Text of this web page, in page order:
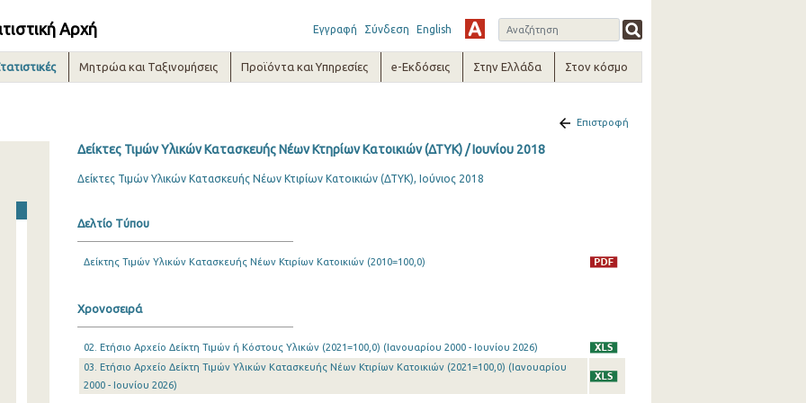
Αρχή Εγγραφή Σύνδεση English
Μητρώα και Ταξινομήσεις Προϊόντα και Υπηρεσίες e-Εκδόσεις Στην Ελλάδα Στον κόσμο
Επιστροφή
Δείκτες Τιμών Υλικών Κατασκευής Νέων Κτηρίων Κατοικιών (ΔΤΥΚ) / Ιουνίου 2018
Δείκτες Τιμών Υλικών Κατασκευής Νέων Κτιρίων Κατοικιών (ΔΤΥΚ), Ιούνιος 2018
Δελτίο Τύπου
Δείκτης Τιμών Υλικών Κατασκευής Νέων Κτιρίων Κατοικιών (2010=100,0)
Χρονοσειρά
02. Ετήσιο Αρχείο Δείκτη Τιμών ή Κόστους Υλικών (2021=100,0) (Ιανουαρίου 2000 - Ιουνίου 2026)
03. Ετήσιο Αρχείο Δείκτη Τιμών Υλικών Κατασκευής Νέων Κτιρίων Κατοικιών (2021=100,0) (Ιανουαρίου
2000 - Ιουνίου 2026)